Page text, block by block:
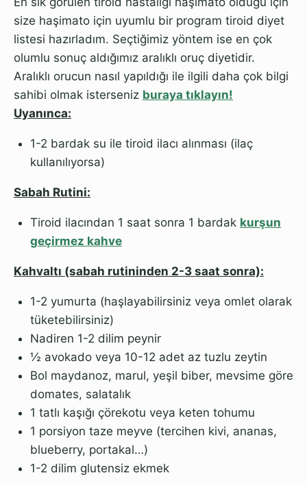
size haşimato için uyumlu bir program tiroid diyet
listesi hazırladım. Seçtiğimiz yöntem ise en çok
olumlu sonuç aldığımız aralıklı oruç diyetidir.
Aralıklı orucun nasıl yapıldığı ile ilgili daha çok bilgi
sahibi olmak isterseniz buraya tıklayın!
Uyanınca:
1-2 bardak su ile tiroid ilacı alınması (ilaç
kullanılıyorsa)
Sabah Rutini:
Tiroid ilacından 1 saat sonra 1 bardak kurşun
geçirmez kahve
Kahvaltı (sabah rutininden 2-3 saat sonra):
1-2 yumurta (haşlayabilirsiniz veya omlet olarak
tüketebilirsiniz)
Nadiren 1-2 dilim peynir
½ avokado veya 10-12 adet az tuzlu zeytin
Bol maydanoz, marul, yeşil biber, mevsime göre
domates, salatalık
1 tatlı kaşığı çörekotu veya keten tohumu
1 porsiyon taze meyve (tercihen kivi, ananas,
blueberry, portakal…)
1-2 dilim glutensiz ekmek